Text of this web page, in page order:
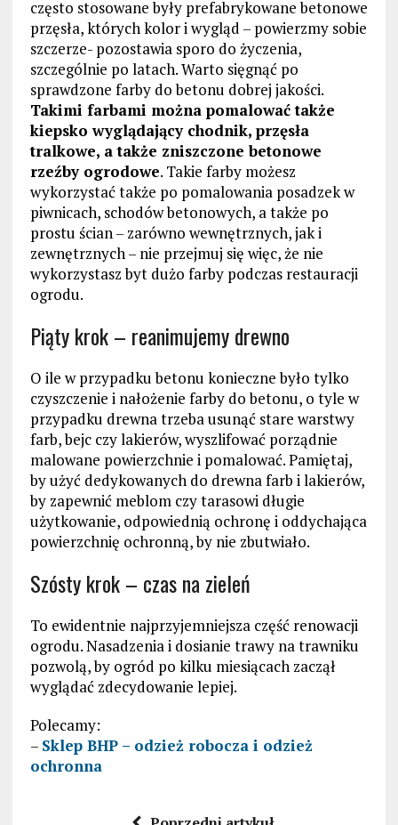
często stosowane były prefabrykowane betonowe
przęsła, których kolor i wygląd – powierzmy sobie
szczerze- pozostawia sporo do życzenia,
szczególnie po latach. Warto sięgnąć po
sprawdzone farby do betonu dobrej jakości.
Takimi farbami można pomalować także
kiepsko wyglądający chodnik, przęsła
tralkowe, a także zniszczone betonowe
rzeźby ogrodowe. Takie farby możesz
wykorzystać także po pomalowania posadzek w
piwnicach, schodów betonowych, a także po
prostu ścian – zarówno wewnętrznych, jak i
zewnętrznych – nie przejmuj się więc, że nie
wykorzystasz byt dużo farby podczas restauracji
ogrodu.
Piąty krok – reanimujemy drewno
O ile w przypadku betonu konieczne było tylko
czyszczenie i nałożenie farby do betonu, o tyle w
przypadku drewna trzeba usunąć stare warstwy
farb, bejc czy lakierów, wyszlifować porządnie
malowane powierzchnie i pomalować. Pamiętaj,
by użyć dedykowanych do drewna farb i lakierów,
by zapewnić meblom czy tarasowi długie
użytkowanie, odpowiednią ochronę i oddychająca
powierzchnię ochronną, by nie zbutwiało.
Szósty krok – czas na zieleń
To ewidentnie najprzyjemniejsza część renowacji
ogrodu. Nasadzenia i dosianie trawy na trawniku
pozwolą, by ogród po kilku miesiącach zaczął
wyglądać zdecydowanie lepiej.
Polecamy:
– Sklep BHP – odzież robocza i odzież
ochronna